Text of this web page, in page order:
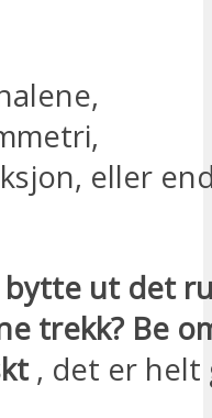
eller
bytte ut det
trekk? Be
, det er helt